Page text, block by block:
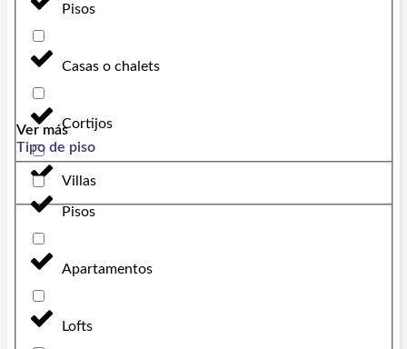
Pisos
Casas o chalets
Cortijos
Villas
Ver más
Tipo de piso
Pisos
Apartamentos
Lofts